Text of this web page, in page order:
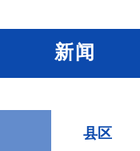
新闻
县区